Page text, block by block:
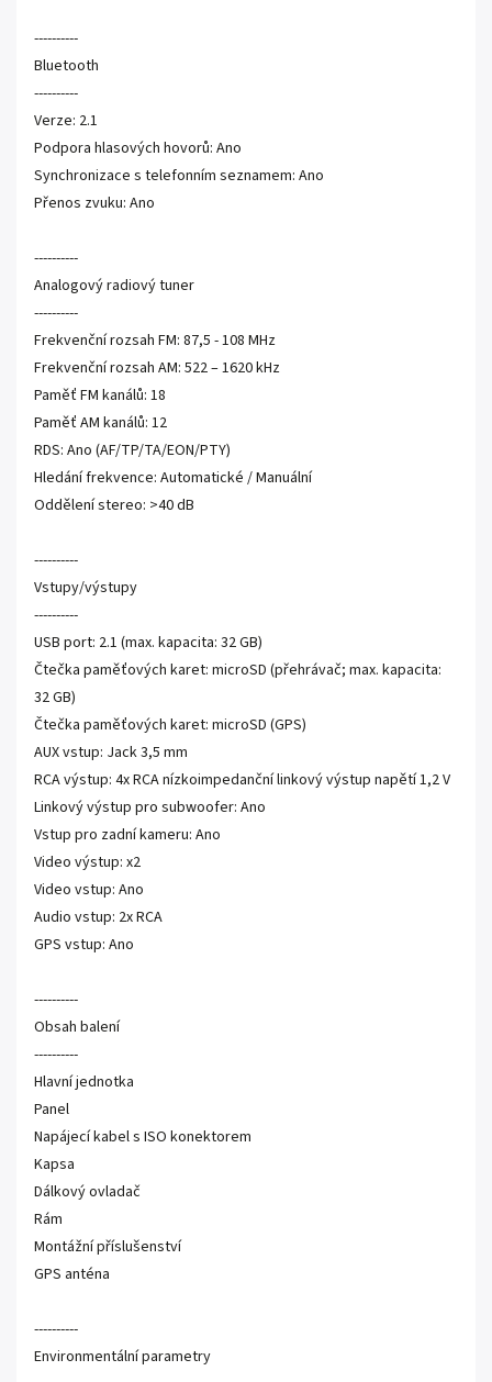
----------
Bluetooth
----------
Verze: 2.1
Podpora hlasových hovorů: Ano
Synchronizace s telefonním seznamem: Ano
Přenos zvuku: Ano
----------
Analogový radiový tuner
----------
Frekvenční rozsah FM: 87,5 - 108 MHz
Frekvenční rozsah AM: 522 – 1620 kHz
Paměť FM kanálů: 18
Paměť AM kanálů: 12
RDS: Ano (AF/TP/TA/EON/PTY)
Hledání frekvence: Automatické / Manuální
Oddělení stereo: >40 dB
----------
Vstupy/výstupy
----------
USB port: 2.1 (max. kapacita: 32 GB)
Čtečka paměťových karet: microSD (přehrávač; max. kapacita:
32 GB)
Čtečka paměťových karet: microSD (GPS)
AUX vstup: Jack 3,5 mm
RCA výstup: 4x RCA nízkoimpedanční linkový výstup napětí 1,2 V
Linkový výstup pro subwoofer: Ano
Vstup pro zadní kameru: Ano
Video výstup: x2
Video vstup: Ano
Audio vstup: 2x RCA
GPS vstup: Ano
----------
Obsah balení
----------
Hlavní jednotka
Panel
Napájecí kabel s ISO konektorem
Kapsa
Dálkový ovladač
Rám
Montážní příslušenství
GPS anténa
----------
Environmentální parametry